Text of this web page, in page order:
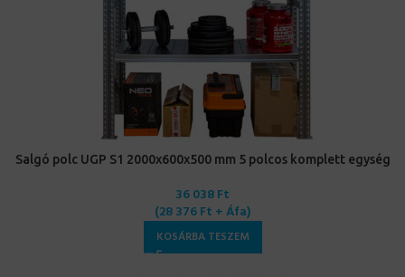
Salgó polc UGP S1 2000x600x500 mm 5 polcos komplett egység
36 038Ft
(28 376Ft + Áfa)
KOSÁRBA TESZEM